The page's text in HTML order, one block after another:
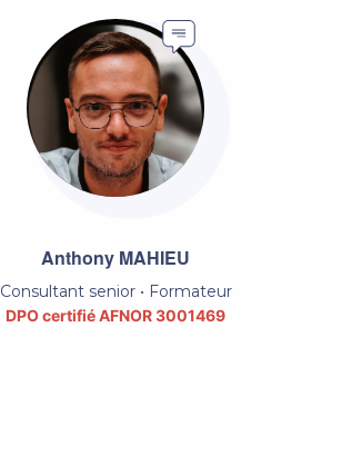
Anthony MAHIEU
Consultant senior • Formateur
DPO certifié AFNOR 3001469